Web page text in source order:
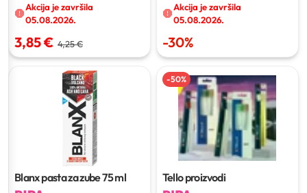
Akcija je završila
05.08.2026.
3,85 € 4,25 €
Akcija je završila
05.08.2026.
-30%
Blanx pasta za zube75 ml
-50%
Tello proizvodi